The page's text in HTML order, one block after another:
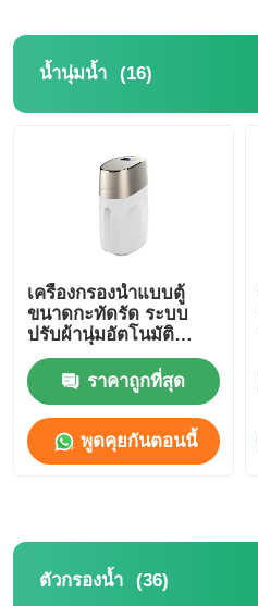
โซลินอยด์วาล์ว
เครื่องวัดการไหล
น้ำนุ่มน้ำ (16)
เครื่องกรองน้ำแบบตู้
ขนาดกะทัดรัด ระบบ
ปรับผ้านุ่มอัตโนมัติ
สำหรับที่อยู่อาศัย
ราคาถูกที่สุด
พูดคุยกันตอนนี้
ตัวกรองน้ำ (36)